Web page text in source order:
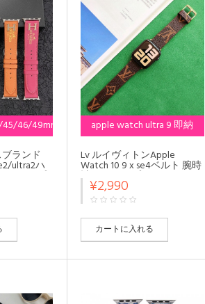
46/49mm
応
ランド
ultra2ハ
アップ
ULTRAス
ョン芸能
ォッチ8/7
apple watch ultra 9 即納
Lv ルイヴィトンApple
Watch 10 9 x se4ベルト 腕時
計 ストラップ apple watch
ultra2 10/9バンド 45mmメン
ズ レディースモノグラム ア
ップルウォッチ
10/x/ultra2/SE2バンド レザ
ー製アップルウォッチ
10/9/Ultra 49mmバンド 芸能
10/98/7バンド 調節可能
¥2,990
カートに入れる